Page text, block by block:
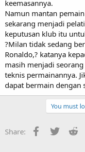
keemasannya.
Namun mantan
sekarang menjadi
keputusan klub itu
?Milan tidak sedang
Ronaldo,? katanya
masih menjadi
teknis permainannya.
dapat bermain dengan
You must
Share: Facebook
Twitter